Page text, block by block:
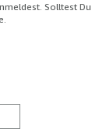
Solltest Du